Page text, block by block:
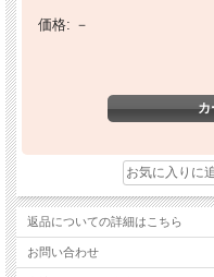
価格: －
返品についての詳細はこちら
お問い合わせ